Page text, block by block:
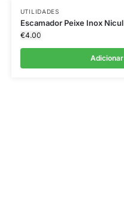
UTILIDADES
Escamador Peixe Inox Nicul
€4.00
Adicionar